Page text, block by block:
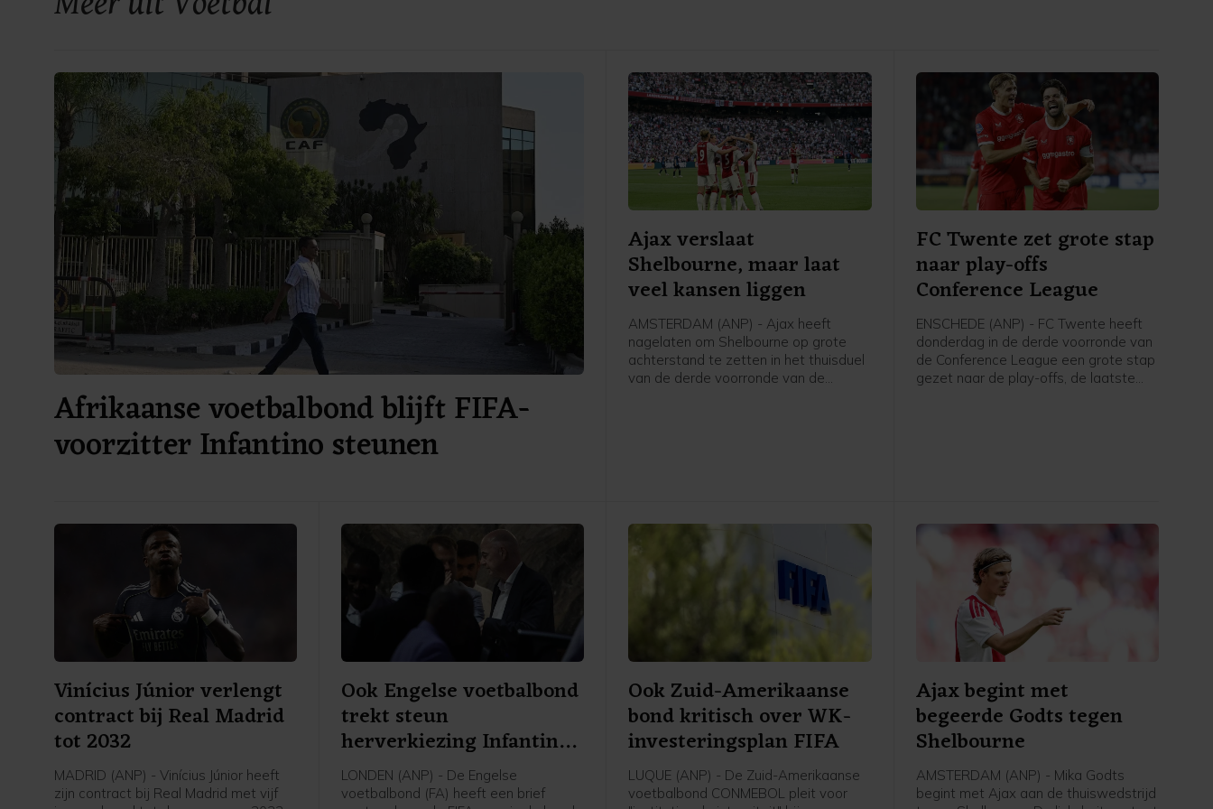
Afrikaanse voetbalbond blijft FIFA-
voorzitter Infantino steunen
Ajax verslaat
Shelbourne, maar laat
veel kansen liggen
AMSTERDAM (ANP) - Ajax heeft
nagelaten om Shelbourne op grote
achterstand te zetten in het thuisduel
van de derde voorronde van de
FC Twente zet grote stap
naar play-offs
Conference League
ENSCHEDE (ANP) - FC Twente heeft
donderdag in de derde voorronde van
de Conference League een grote stap
gezet naar de play-offs, de laatste
Vinícius Júnior verlengt
contract bij Real Madrid
tot 2032
MADRID (ANP) - Vinícius Júnior heeft
zijn contract bij Real Madrid met vijf
Ook Engelse voetbalbond
trekt steun
herverkiezing Infantino
in
LONDEN (ANP) - De Engelse
voetbalbond (FA) heeft een brief
Ook Zuid-Amerikaanse
bond kritisch over WK-
investeringsplan FIFA
LUQUE (ANP) - De Zuid-Amerikaanse
voetbalbond CONMEBOL pleit voor
Ajax begint met
begeerde Godts tegen
Shelbourne
AMSTERDAM (ANP) - Mika Godts
begint met Ajax aan de thuiswedstrijd